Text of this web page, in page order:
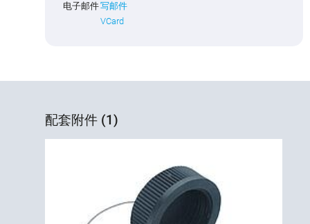
电子邮件写邮件
VCard
配套附件 (1)